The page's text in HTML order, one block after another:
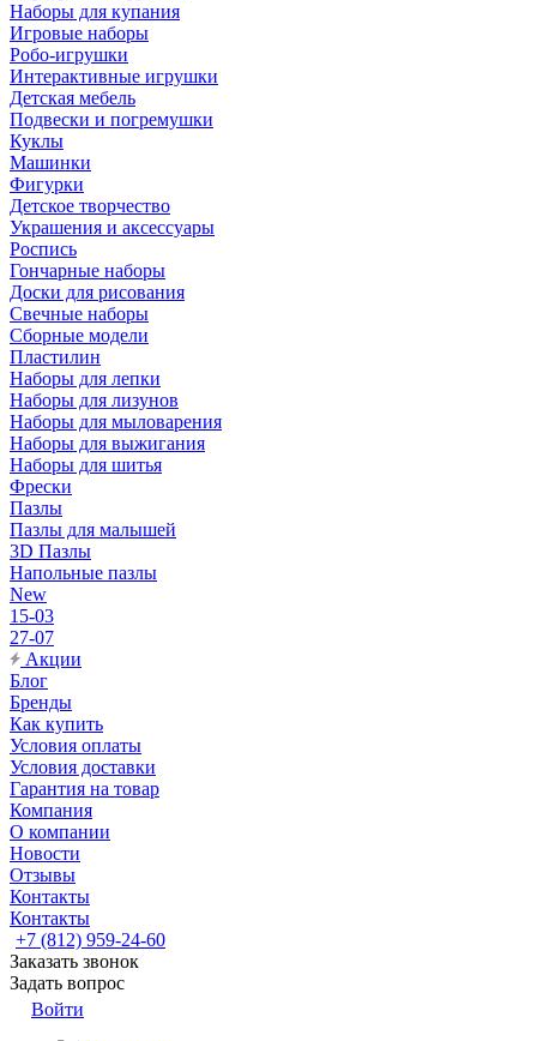
Наборы для купания
Игровые наборы
Робо-игрушки
Интерактивные игрушки
Детская мебель
Подвески и погремушки
Куклы
Машинки
Фигурки
Детское творчество
Украшения и аксессуары
Роспись
Гончарные наборы
Доски для рисования
Свечные наборы
Сборные модели
Пластилин
Наборы для лепки
Наборы для лизунов
Наборы для мыловарения
Наборы для выжигания
Наборы для шитья
Фрески
Пазлы
Пазлы для малышей
3D Пазлы
Напольные пазлы
New
15-03
27-07
Акции
Блог
Бренды
Как купить
Условия оплаты
Условия доставки
Гарантия на товар
Компания
О компании
Новости
Отзывы
Контакты
Контакты
+7 (812) 959-24-60
Заказать звонок
Задать вопрос
Войти